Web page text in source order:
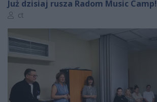
Już dzisiaj rusza Radom Music Camp!
Autor artykułu:
ct